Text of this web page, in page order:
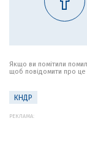
Якщо ви помітили
щоб повідомити про
КНДР
РЕКЛАМА: